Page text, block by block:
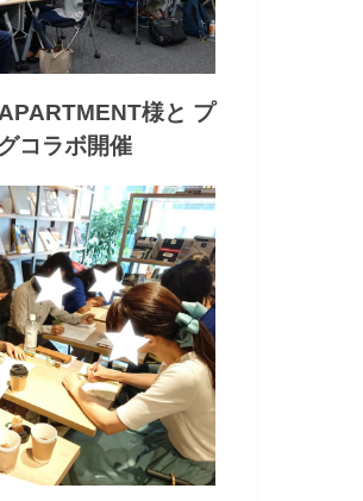
様と プ
コラボ開催